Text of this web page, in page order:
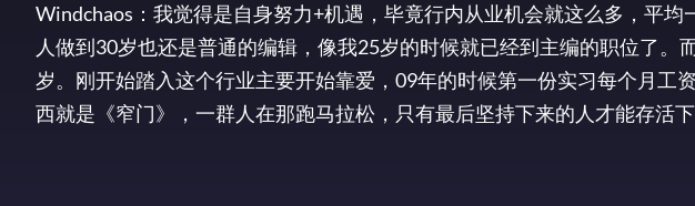
Windchaos：我觉得是自身努力+机遇，毕竟行内从业机会就这么多，平
人做到30岁也还是普通的编辑，像我25岁的时候就已经到主编的职位了。
岁。刚开始踏入这个行业主要开始靠爱，09年的时候第一份实习每个月工
西就是《窄门》，一群人在那跑马拉松，只有最后坚持下来的人才能存活下